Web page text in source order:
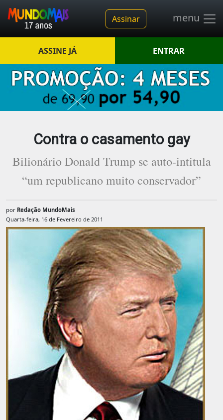
Assinar menu
ASSINE JÁ ENTRAR
Contra o casamento gay
Bilionário Donald Trump se auto-intitula
“um republicano muito conservador”
por Redação MundoMais
Quarta-feira, 16 de Fevereiro de 2011